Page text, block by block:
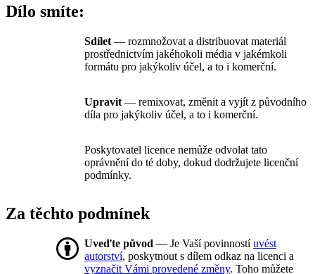
Dílo smíte:
Sdílet — rozmnožovat a distribuovat materiál
prostřednictvím jakéhokoli média v jakémkoli
formátu pro jakýkoliv účel, a to i komerční.
Upravit — remixovat, změnit a vyjít z původního
díla pro jakýkoliv účel, a to i komerční.
Poskytovatel licence nemůže odvolat tato
oprávnění do té doby, dokud dodržujete licenční
podmínky.
Za těchto podmínek
Uveďte původ — Je Vaší povinnostíuvést
autorství, poskytnout s dílem odkaz na licenci a
vyznačit Vámi provedené změny. Toho můžete